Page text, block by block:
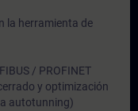
la herramienta de
/ PROFINET
y optimización
autotunning)